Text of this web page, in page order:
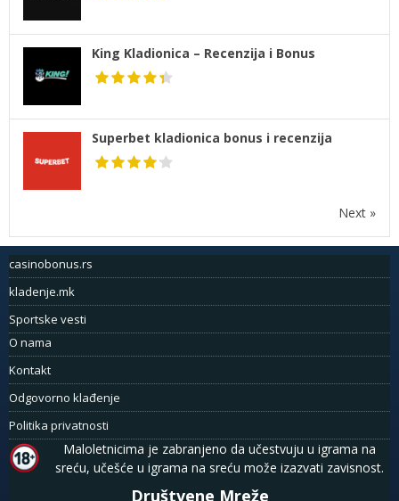
King Kladionica – Recenzija i Bonus
Superbet kladionica bonus i recenzija
Next »
casinobonus.rs
kladenje.mk
Sportske vesti
O nama
Kontakt
Odgovorno klađenje
Politika privatnosti
Maloletnicima je zabranjeno da učestvuju u igrama na
sreću, učešće u igrama na sreću može izazvati zavisnost.
Društvene Mreže